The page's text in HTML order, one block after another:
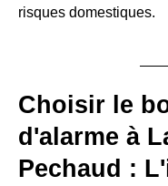
risques domestiques.
Choisir le
d'alarme à
Pechaud :